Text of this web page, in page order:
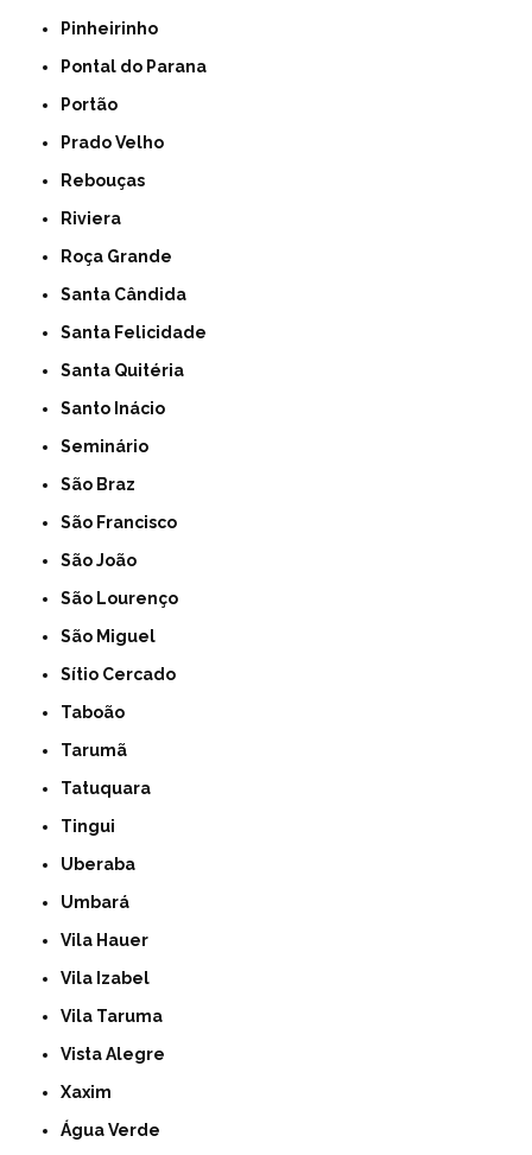
Pinheirinho
Pontal do Parana
Portão
Prado Velho
Rebouças
Riviera
Roça Grande
Santa Cândida
Santa Felicidade
Santa Quitéria
Santo Inácio
Seminário
São Braz
São Francisco
São João
São Lourenço
São Miguel
Sítio Cercado
Taboão
Tarumã
Tatuquara
Tingui
Uberaba
Umbará
Vila Hauer
Vila Izabel
Vila Taruma
Vista Alegre
Xaxim
Água Verde